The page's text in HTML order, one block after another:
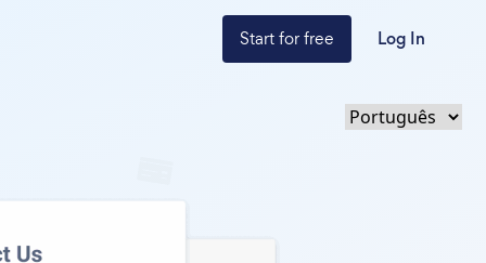
Start for free Log In